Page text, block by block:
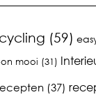
(59)
mooi (31)
(37)